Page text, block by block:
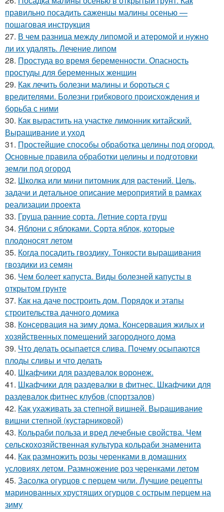
правильно посадить саженцы малины осенью —
пошаговая инструкция
27. В чем разница между липомой и атеромой и нужно
ли их удалять. Лечение липом
28. Простуда во время беременности. Опасность
простуды для беременных женщин
29. Как лечить болезни малины и бороться с
вредителями. Болезни грибкового происхождения и
борьба с ними
30. Как вырастить на участке лимонник китайский.
Выращивание и уход
31. Простейшие способы обработка целины под огород.
Основные правила обработки целины и подготовки
земли под огород
32. Школка или мини питомник для растений. Цель,
задачи и детальное описание мероприятий в рамках
реализации проекта
33. Груша ранние сорта. Летние сорта груш
34. Яблони с яблоками. Сорта яблок, которые
плодоносят летом
35. Когда посадить гвоздику. Тонкости выращивания
гвоздики из семян
36. Чем болеет капуста. Виды болезней капусты в
открытом грунте
37. Как на даче построить дом. Порядок и этапы
строительства дачного домика
38. Консервация на зиму дома. Консервация жилых и
хозяйственных помещений загородного дома
39. Что делать осыпается слива. Почему осыпаются
плоды сливы и что делать
40. Шкафчики для раздевалок воронеж.
41. Шкафчики для раздевалки в фитнес. Шкафчики для
раздевалок фитнес клубов (спортзалов)
42. Как ухаживать за степной вишней. Выращивание
вишни степной (кустарниковой)
43. Кольраби польза и вред лечебные свойства. Чем
сельскохозяйственная культура кольраби знаменита
44. Как размножить розы черенками в домашних
условиях летом. Размножение роз черенками летом
45. Засолка огурцов с перцем чили. Лучшие рецепты
маринованных хрустящих огурцов с острым перцем на
зиму